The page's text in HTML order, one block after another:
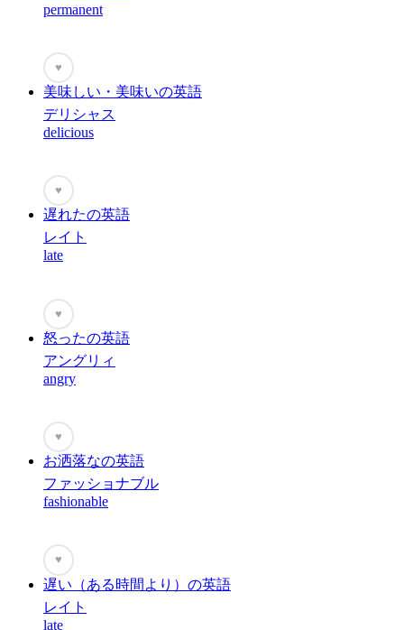
permanent
♥
美味しい・美味いの英語
デリシャス
delicious
♥
遅れたの英語
レイト
late
♥
怒ったの英語
アングリィ
angry
♥
お洒落なの英語
ファッショナブル
fashionable
♥
遅い（ある時間より）の英語
レイト
late